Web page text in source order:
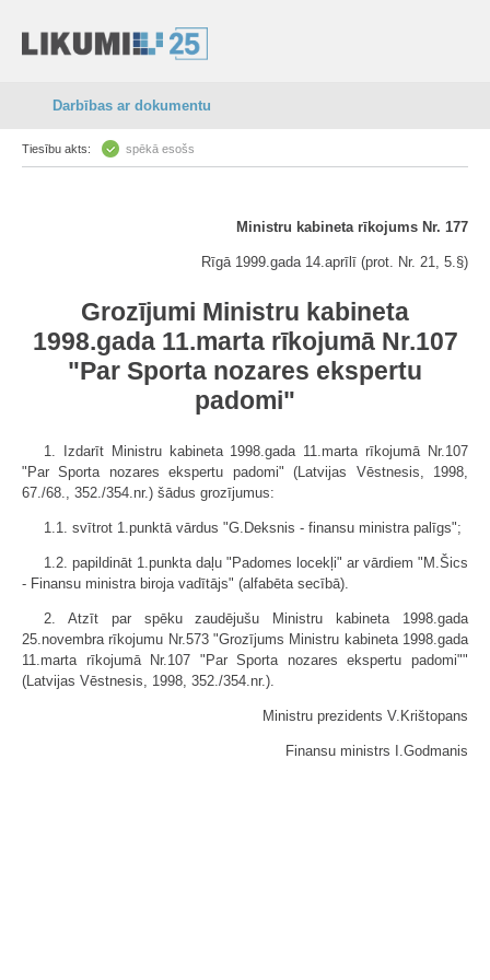
Darbības ar dokumentu
Tiesību akts: spēkā esošs
Ministru kabineta rīkojums Nr. 177
Rīgā 1999.gada 14.aprīlī (prot. Nr. 21, 5.§)
Grozījumi Ministru kabineta
1998.gada 11.marta rīkojumā Nr.107
"Par Sporta nozares ekspertu
padomi"
1. Izdarīt Ministru kabineta 1998.gada 11.marta rīkojumā Nr.107
"Par Sporta nozares ekspertu padomi" (Latvijas Vēstnesis, 1998,
67./68., 352./354.nr.) šādus grozījumus:
1.1. svītrot 1.punktā vārdus "G.Deksnis - finansu ministra palīgs";
1.2. papildināt 1.punkta daļu "Padomes locekļi" ar vārdiem "M.Šics
- Finansu ministra biroja vadītājs" (alfabēta secībā).
2. Atzīt par spēku zaudējušu Ministru kabineta 1998.gada
25.novembra rīkojumu Nr.573 "Grozījums Ministru kabineta 1998.gada
11.marta rīkojumā Nr.107 "Par Sporta nozares ekspertu padomi""
(Latvijas Vēstnesis, 1998, 352./354.nr.).
Ministru prezidents V.Krištopans
Finansu ministrs I.Godmanis